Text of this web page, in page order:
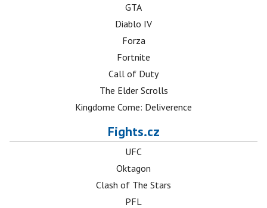
GTA
Diablo IV
Forza
Fortnite
Call of Duty
The Elder Scrolls
Kingdome Come: Deliverence
Fights.cz
UFC
Oktagon
Clash of The Stars
PFL